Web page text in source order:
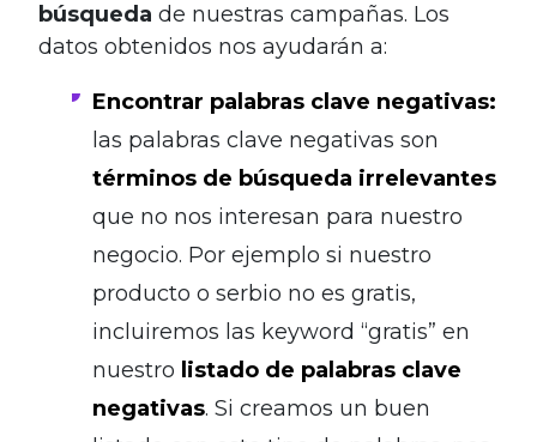
búsqueda de nuestras campañas. Los
datos obtenidos nos ayudarán a:
Encontrar palabras clave negativas:
las palabras clave negativas son
términos de búsqueda irrelevantes
que no nos interesan para nuestro
negocio. Por ejemplo si nuestro
producto o serbio no es gratis,
incluiremos las keyword “gratis” en
nuestro listado de palabras clave
negativas. Si creamos un buen